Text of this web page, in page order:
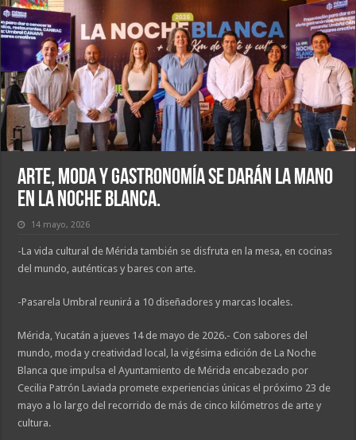
Arte, moda y gastronomía se darán la mano
en La Noche Blanca.
14 mayo, 2026
-La vida cultural de Mérida también se disfruta en la mesa, en cocinas
del mundo, auténticas y bares con arte.
-Pasarela Umbral reunirá a 10 diseñadores y marcas locales.
Mérida, Yucatán a jueves 14 de mayo de 2026.- Con sabores del
mundo, moda y creatividad local, la vigésima edición de La Noche
Blanca que impulsa el Ayuntamiento de Mérida encabezado por
Cecilia Patrón Laviada promete experiencias únicas el próximo 23 de
mayo a lo largo del recorrido de más de cinco kilómetros de arte y
cultura.